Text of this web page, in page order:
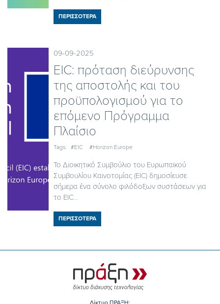
ΠΕΡΙΣΣΟΤΕΡΑ
09-09-2025
EIC: πρόταση διεύρυνσης
της αποστολής και του
προϋπολογισμού για το
επόμενο Πρόγραμμα
Πλαίσιο
Tags: #EIC #Horizon Europe
Το Διοικητικό Συμβούλιο του Ευρωπαϊκού
Συμβουλίου Καινοτομίας (EIC) δημοσίευσε
σήμερα ένα σύνολο φιλόδοξων συστάσεων για
το EIC...
ΠΕΡΙΣΣΟΤΕΡΑ
Δίκτυο ΠΡΑΞΗ: